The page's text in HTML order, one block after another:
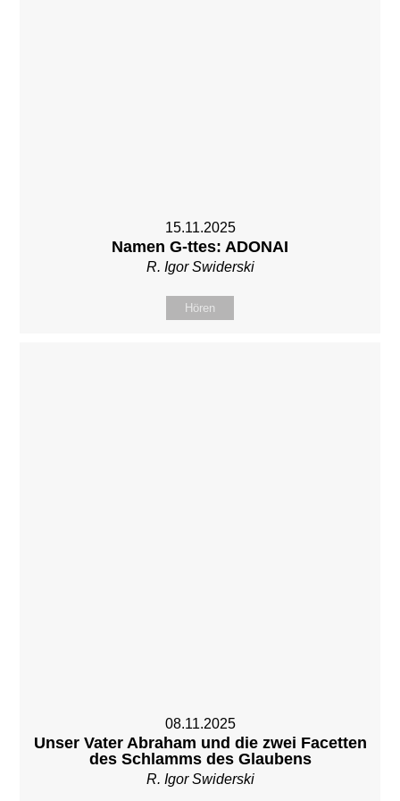
15.11.2025
Namen G-ttes: ADONAI
R. Igor Swiderski
Hören
08.11.2025
Unser Vater Abraham und die zwei Facetten
des Schlamms des Glaubens
R. Igor Swiderski